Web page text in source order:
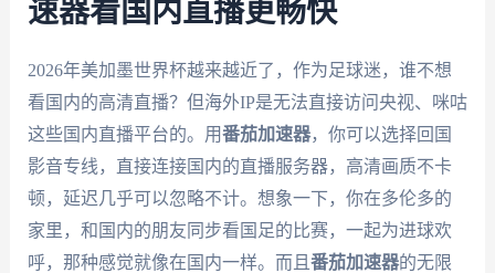
速器看国内直播更畅快
2026年美加墨世界杯越来越近了，作为足球迷，谁不想
看国内的高清直播？但海外IP是无法直接访问央视、咪咕
这些国内直播平台的。用番茄加速器，你可以选择回国
影音专线，直接连接国内的直播服务器，高清画质不卡
顿，延迟几乎可以忽略不计。想象一下，你在多伦多的
家里，和国内的朋友同步看国足的比赛，一起为进球欢
呼，那种感觉就像在国内一样。而且 番茄加速器的无限